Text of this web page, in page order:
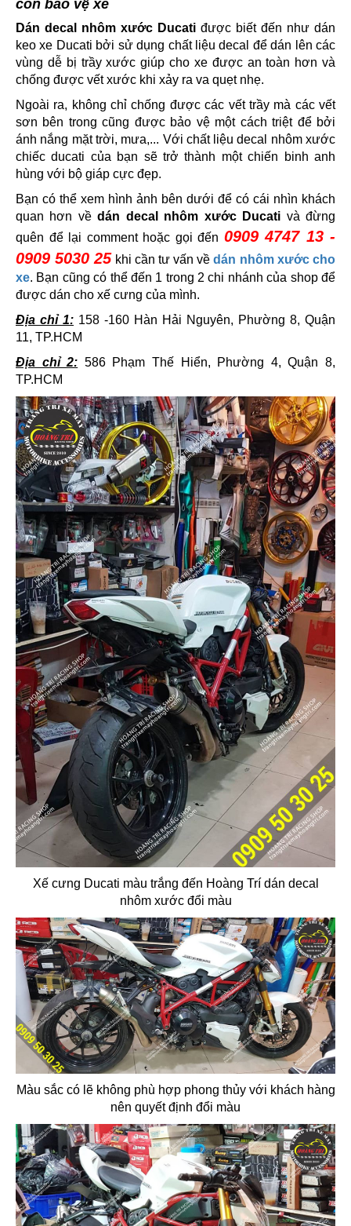
còn bảo vệ xe
Dán decal nhôm xước Ducati được biết đến như dán
keo xe Ducati bởi sử dụng chất liệu decal để dán lên các
vùng dễ bị trầy xước giúp cho xe được an toàn hơn và
chống được vết xước khi xảy ra va quẹt nhẹ.
Ngoài ra, không chỉ chống được các vết trầy mà các vết
sơn bên trong cũng được bảo vệ một cách triệt để bởi
ánh nắng mặt trời, mưa,... Với chất liệu decal nhôm xước
chiếc ducati của bạn sẽ trở thành một chiến binh anh
hùng với bộ giáp cực đẹp.
Bạn có thể xem hình ảnh bên dưới để có cái nhìn khách
quan hơn vềdán decal nhôm xước Ducati và đừng
quên để lại comment hoặc gọi đến 0909 4747 13 -
0909 5030 25 khi cần tư vấn vềdán nhôm xước cho
xe. Bạn cũng có thể đến 1 trong 2 chi nhánh của shop để
được dán cho xế cưng của mình.
Địa chỉ 1: 158 -160 Hàn Hải Nguyên, Phường 8, Quận
11, TP.HCM
Địa chỉ 2: 586 Phạm Thế Hiển, Phường 4, Quận 8,
TP.HCM
Xế cưng Ducati màu trắng đến Hoàng Trí dán decal
nhôm xước đổi màu
Màu sắc có lẽ không phù hợp phong thủy với khách hàng
nên quyết định đổi màu